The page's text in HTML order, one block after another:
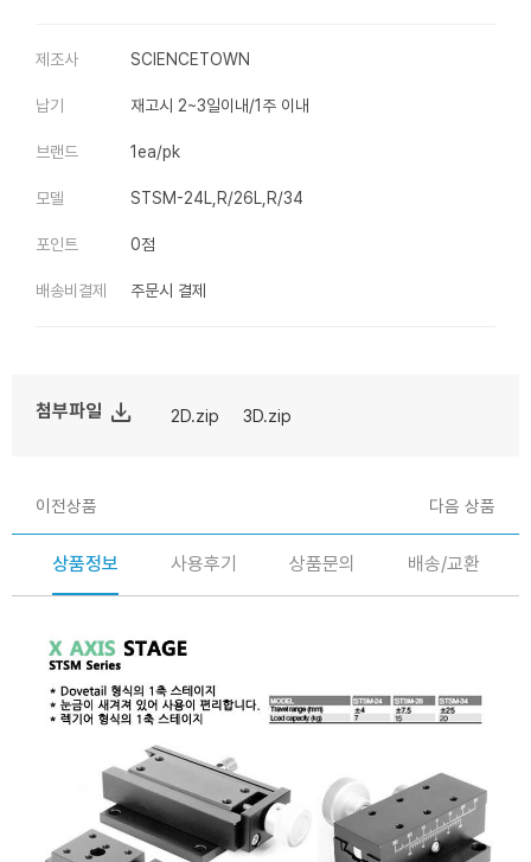
제조사 SCIENCETOWN
납기 재고시 2~3일이내/1주 이내
브랜드 1ea/pk
모델 STSM-24L,R/26L,R/34
포인트 0점
배송비결제 주문시 결제
첨부파일 file_download 2D.zip 3D.zip
이전상품 다음 상품
상품정보 사용후기 상품문의 배송/교환